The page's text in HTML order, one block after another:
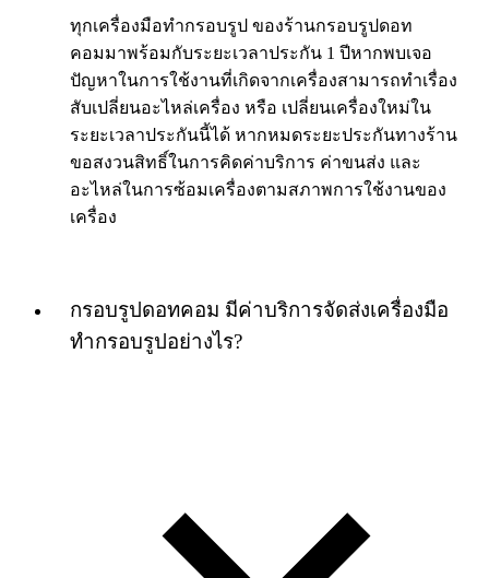
ทุกเครื่องมือทำกรอบรูป ของร้านกรอบรูปดอท
คอมมาพร้อมกับระยะเวลาประกัน 1 ปีหากพบเจอ
ปัญหาในการใช้งานที่เกิดจากเครื่องสามารถทำเรื่อง
สับเปลี่ยนอะไหล่เครื่อง หรือ เปลี่ยนเครื่องใหม่ใน
ระยะเวลาประกันนี้ได้ หากหมดระยะประกันทางร้าน
ขอสงวนสิทธิ์ในการคิดค่าบริการ ค่าขนส่ง และ
อะไหล่ในการซ้อมเครื่องตามสภาพการใช้งานของ
เครื่อง
กรอบรูปดอทคอม มีค่าบริการจัดส่งเครื่องมือ
ทำกรอบรูปอย่างไร?